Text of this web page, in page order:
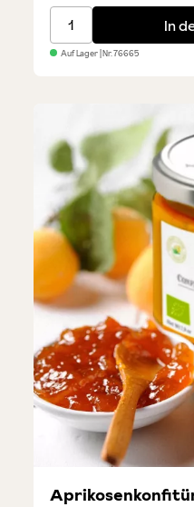
Gianduia In
Auf Lager| Nr.76665